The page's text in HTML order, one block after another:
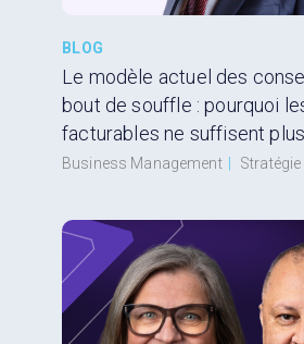
BLOG
Le modèle actuel des
bout de souffle : pourquoi
facturables ne suffisent plus
Business Management Stratégie